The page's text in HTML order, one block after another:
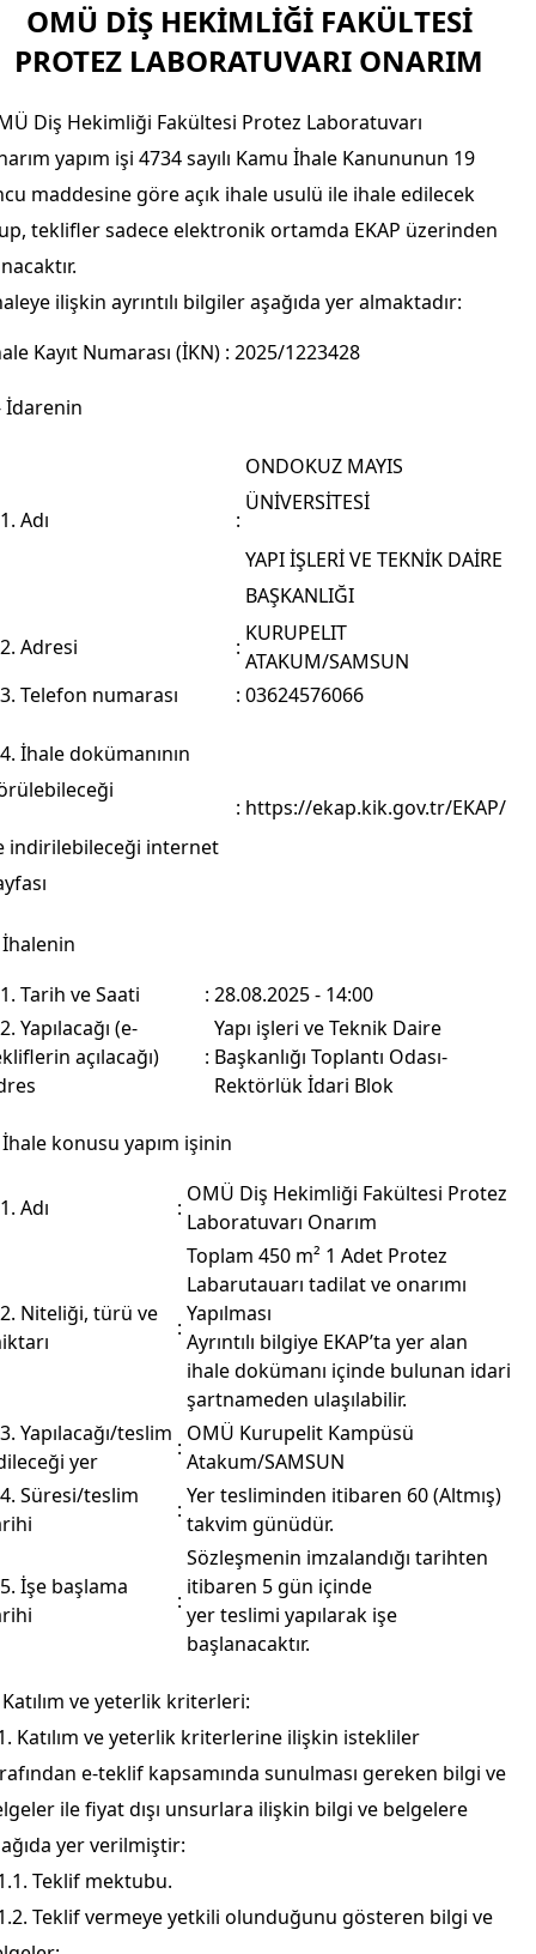
OMÜ DİŞ HEKİMLİĞİ FAKÜLTESİ
PROTEZ LABORATUVARI ONARIM
Diş Hekimliği Fakültesi Protez Laboratuvarı
yapım işi 4734 sayılı Kamu İhale Kanununun 19
maddesine göre açık ihale usulü ile ihale edilecek
teklifler sadece elektronik ortamda EKAP üzerinden
ilişkin ayrıntılı bilgiler aşağıda yer almaktadır:
Kayıt Numarası (İKN) : 2025/1223428
İdarenin
Adı :
ONDOKUZ MAYIS
ÜNİVERSİTESİ
YAPI İŞLERİ VE TEKNİK DAİRE
BAŞKANLIĞI
Adresi
:
KURUPELIT
ATAKUM/SAMSUN
Telefon numarası
: 03624576066
İhale dokümanının
indirilebileceği internet
: https://ekap.kik.gov.tr/EKAP/
Tarih ve Saati
: 28.08.2025 - 14:00
Yapılacağı (e-
açılacağı)
:
Yapı işleri ve Teknik Daire
Başkanlığı Toplantı Odası-
Rektörlük İdari Blok
konusu yapım işinin
Adı :
OMÜ Diş Hekimliği Fakültesi Protez
Laboratuvarı Onarım
Niteliği, türü ve
:
Toplam 450 m² 1 Adet Protez
Labarutauarı tadilat ve onarımı
Yapılması
Ayrıntılı bilgiye EKAP’ta yer alan
ihale dokümanı içinde bulunan idari
şartnameden ulaşılabilir.
Yapılacağı/teslim
yer
:
OMÜ Kurupelit Kampüsü
Atakum/SAMSUN
Süresi/teslim
:
Yer tesliminden itibaren 60 (Altmış)
takvim günüdür.
İşe başlama
:
Sözleşmenin imzalandığı tarihten
itibaren 5 gün içinde
yer teslimi yapılarak işe
başlanacaktır.
ve yeterlik kriterleri:
Katılım ve yeterlik kriterlerine ilişkin istekliler
e-teklif kapsamında sunulması gereken bilgi ve
ile fiyat dışı unsurlara ilişkin bilgi ve belgelere
yer verilmiştir:
Teklif mektubu.
Teklif vermeye yetkili olunduğunu gösteren bilgi ve